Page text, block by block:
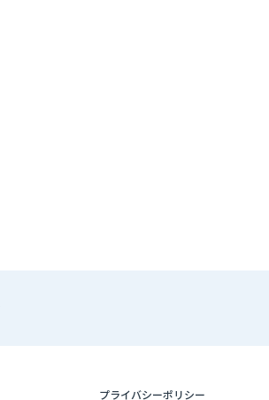
プライバシーポリシー